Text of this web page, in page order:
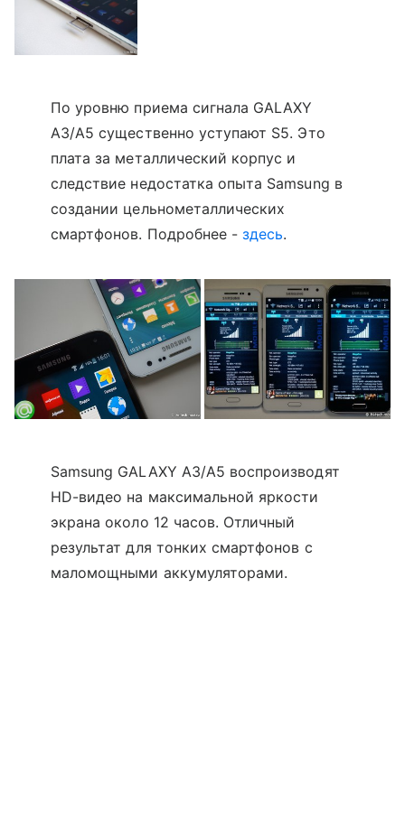
По уровню приема сигнала GALAXY
A3/A5 существенно уступают S5. Это
плата за металлический корпус и
следствие недостатка опыта Samsung в
создании цельнометаллических
смартфонов. Подробнее -здесь.
Samsung GALAXY A3/A5 воспроизводят
HD-видео на максимальной яркости
экрана около 12 часов. Отличный
результат для тонких смартфонов с
маломощными аккумуляторами.